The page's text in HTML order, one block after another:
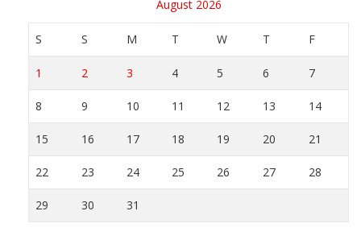
S S M T W T F
8 9 10 11 12 13 14
15 16 17 18 19 20 21
22 23 24 25 26 27 28
29 30 31